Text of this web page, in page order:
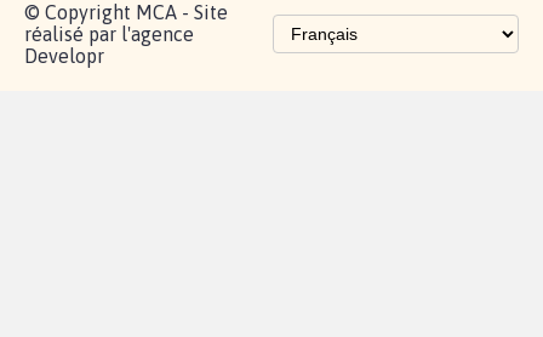
© Copyright MCA - Site
réalisé par l'agence
Developr